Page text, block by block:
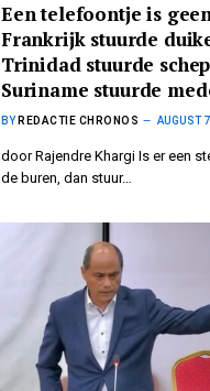
Een telefoontje is
Frankrijk stuurde
Trinidad stuurde
Suriname stuurde
BY REDACTIE CHRONOS AUGUST
door Rajendre Khargi Is er een
de buren, dan stuur…